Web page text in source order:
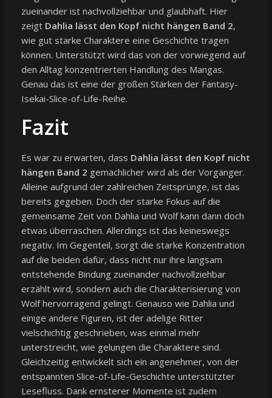
zueinander ist nachvollziehbar und glaubhaft. Hier
zeigt Dahlia lässt den Kopf nicht hängen Band 2,
wie gut starke Charaktere eine Geschichte tragen
können. Unterstützt wird das von der vorwiegend auf
den Alltag konzentrierten Handlung des Mangas.
Genau das ist eine der großen Stärken der Fantasy-
Isekai-Slice-of-Life-Reihe.
Fazit
Es war zu erwarten, dass Dahlia lässt den Kopf nicht
hängen Band 2 gemächlicher wird als der Vorgänger.
Alleine aufgrund der zahlreichen Zeitsprünge, ist das
bereits gegeben. Doch der starke Fokus auf die
gemeinsame Zeit von Dahlia und Wolf kann dann doch
etwas überraschen. Allerdings ist das keineswegs
negativ. Im Gegenteil, sorgt die starke Konzentration
auf die beiden dafür, dass nicht nur ihre langsam
entstehende Bindung zueinander nachvollziehbar
erzählt wird, sondern auch die Charakterisierung von
Wolf hervorragend gelingt. Genauso wie Dahlia und
einige andere Figuren, ist der adelige Ritter
vielschichtig geschrieben, was einmal mehr
unterstreicht, wie gelungen die Charaktere sind.
Gleichzeitig entwickelt sich ein angenehmer, von der
entspannten Slice-of-Life-Geschichte unterstützter
Lesefluss. Dank ernsterer Momente ist zudem